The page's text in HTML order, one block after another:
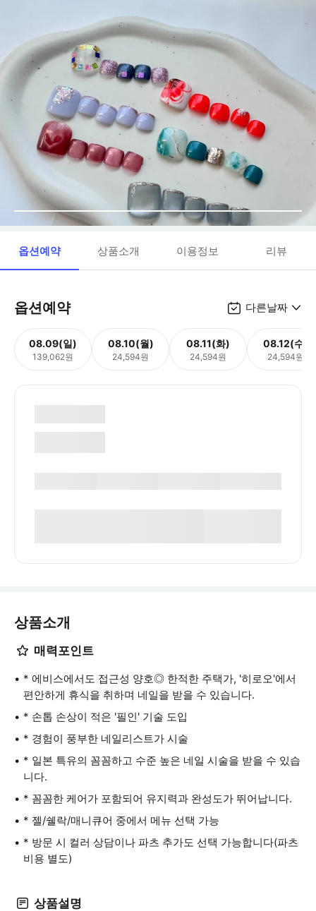
옵션예약 상품소개 이용정보 리뷰
옵션예약 다른날짜
08.09(일)
139,062원
08.10(월)
24,594원
08.11(화)
24,594원
08.12(수)
24,594원
상품소개
매력포인트
* 에비스에서도 접근성 양호◎ 한적한 주택가, '히로오'에서
편안하게 휴식을 취하며 네일을 받을 수 있습니다.
* 손톱 손상이 적은 '필인' 기술 도입
* 경험이 풍부한 네일리스트가 시술
* 일본 특유의 꼼꼼하고 수준 높은 네일 시술을 받을 수 있습
니다.
* 꼼꼼한 케어가 포함되어 유지력과 완성도가 뛰어납니다.
* 젤/쉘락/매니큐어 중에서 메뉴 선택 가능
* 방문 시 컬러 상담이나 파츠 추가도 선택 가능합니다(파츠
비용 별도)
상품설명